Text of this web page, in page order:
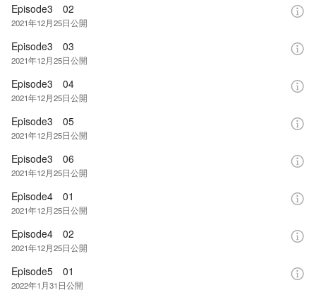
Episode3 02
2021年12月25日公開
Episode3 03
2021年12月25日公開
Episode3 04
2021年12月25日公開
Episode3 05
2021年12月25日公開
Episode3 06
2021年12月25日公開
Episode4 01
2021年12月25日公開
Episode4 02
2021年12月25日公開
Episode5 01
2022年1月31日公開